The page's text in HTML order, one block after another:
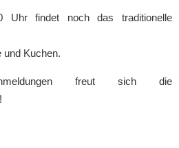
Uhr findet noch das traditionelle
und Kuchen.
freut sich die